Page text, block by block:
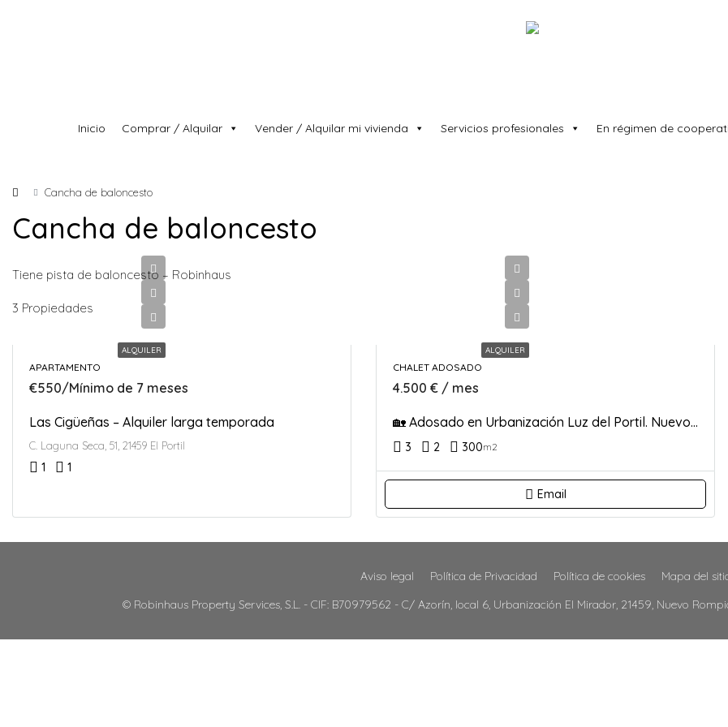
Inicio Comprar / Alquilar Vender / Alquilar mi vivienda Servicios profesionales En régimen de
Cancha de baloncesto
Cancha de baloncesto
Tiene pista de baloncesto – Robinhaus
3 Propiedades
ALQUILER
APARTAMENTO
€550/Mínimo de 7 meses
Las Cigüeñas – Alquiler larga temporada
C. Laguna Seca, 51, 21459 El Portil
1 1
ALQUILER
CHALET ADOSADO
4.500 € / mes
🏡 Adosado en Urbanización Luz del Portil. Nuevo Portil
3 2 300m2
Email
Aviso legal Política de Privacidad Política de cookies
Mapa del
© Robinhaus Property Services, S.L. - CIF: B70979562 - C/ Azorín, local 6, Urbanización El Mirador, 21459, Nuevo